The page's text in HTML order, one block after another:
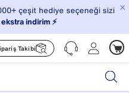
×
çeşit hediye seçeneği sizi
indirim ⚡️
Takibi